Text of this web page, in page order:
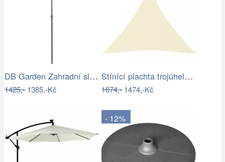
DB Garden Zahradní slunečník Jenna…
1425,-1385,-Kč
Stínící plachta trojúhelníková 5 x 5 x…
1674,-1474,-Kč
- 12%